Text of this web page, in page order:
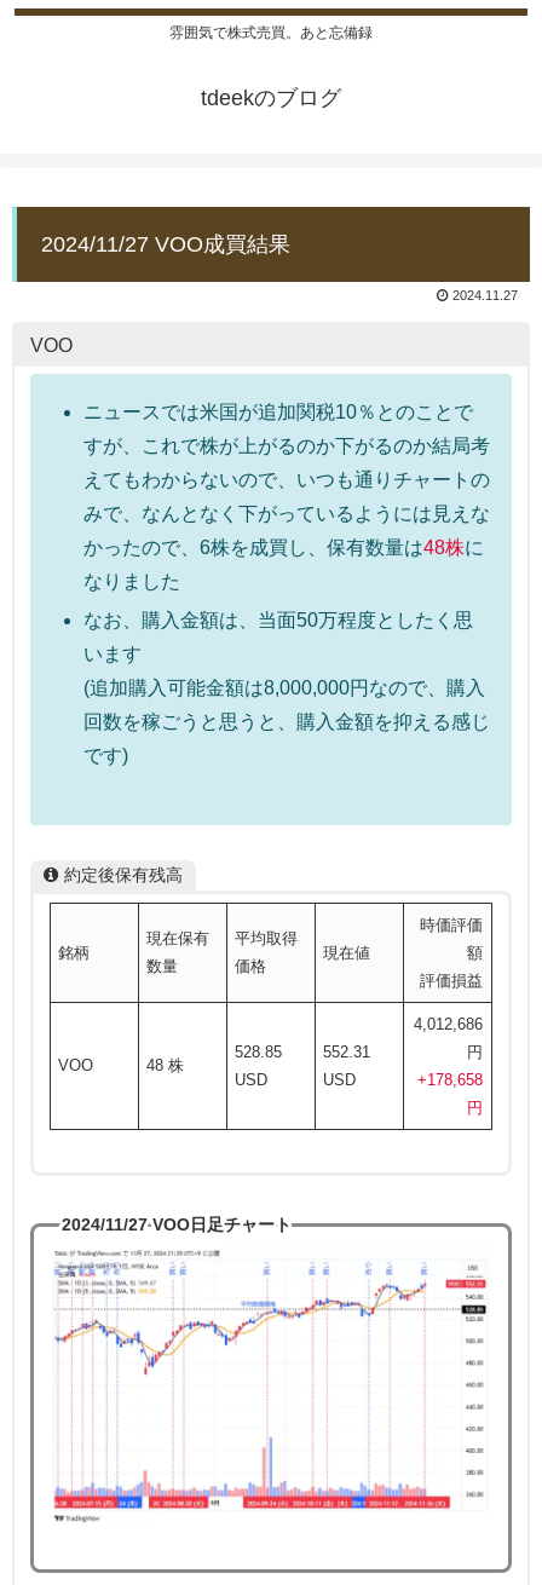
雰囲気で株式売買。あと忘備録
tdeekのブログ
2024/11/27 VOO成買結果
2024.11.27
VOO
ニュースでは米国が追加関税10％とのことで
すが、これで株が上がるのか下がるのか結局考
えてもわからないので、いつも通りチャートの
みで、なんとなく下がっているようには見えな
かったので、6株を成買し、保有数量は48株に
なりました
なお、購入金額は、当面50万程度としたく思
います
(追加購入可能金額は8,000,000円なので、購入
回数を稼ごうと思うと、購入金額を抑える感じ
です)
約定後保有残高
銘柄
現在保有
数量
平均取得
価格
現在値
時価評価
額
評価損益
VOO 48 株
528.85
USD
552.31
USD
4,012,686
円
+178,658
円
2024/11/27 VOO日足チャート